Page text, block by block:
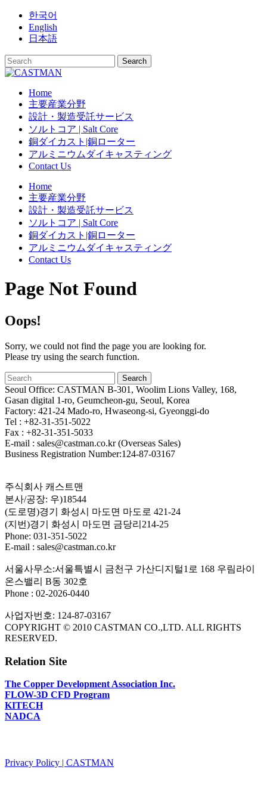
Skip
content
한국어
English
日本語
Home
主要産業分野
設計・製造受託サービス
ソルトコア | Salt Core
銅ダイカスト|銅ローター
アルミニウムダイキャスティング
Contact Us
Home
主要産業分野
設計・製造受託サービス
ソルトコア | Salt Core
銅ダイカスト|銅ローター
アルミニウムダイキャスティング
Contact Us
Page Not Found
Oops!
Sorry, we could not find the page you are looking for.
Please try using the search function.
Seoul Office: CASTMAN B-301, Woolim Lions Valley, 168,
Gasan digital 1-ro, Geumcheon-gu, Seoul, Korea
Factory: 421-24 Mado-ro, Hwaseong-si, Gyeonggi-do
Tel : +82-31-351-5022
Fax : +82-31-351-5033
E-mail : sales@castman.co.kr (Overseas Sales)
Business Registration Number:124-87-03167
주식회사 캐스트맨
본사/공장: 우)18544
(도로명)경기 화성시 마도면 마도로 421-24
(지번)경기 화성시 마도면 금당리214-25
Phone: 031-351-5022
E-mail : sales@castman.co.kr
서울사무소:서울특별시 금천구 가산디지털1로 168 우림라이
온스밸리 B동 302호
Phone : 02-2026-0440
사업자번호: 124-87-03167
COPYRIGHT © 2010 CASTMAN CO.,LTD. ALL RIGHTS
RESERVED.
Relation Site
The Copper Development Association Inc.
FLOW-3D CFD Program
KITECH
NADCA
Privacy Policy | CASTMAN